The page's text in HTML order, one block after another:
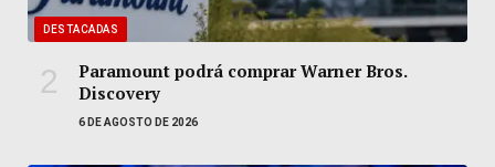
DESTACADAS
Paramount podrá comprar Warner Bros.
Discovery
6 DE AGOSTO DE 2026